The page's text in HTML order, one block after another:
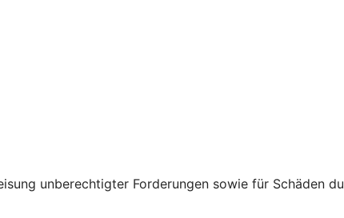
unberechtigter Forderungen sowie für Schäden